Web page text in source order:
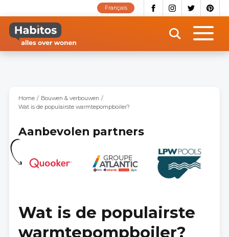
naar
inhoud
gaan
Français
Home
Bouwen & verbouwen
Wat is de populairste warmtepompboiler?
Aanbevolen partners
Wat is de populairste
warmtepompboiler?